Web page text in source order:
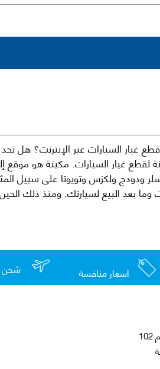
السيارات عبر الإنترنت؟ هل تجد
غيار السيارات. مكينة هو موقع
اسعار منافسة شحن